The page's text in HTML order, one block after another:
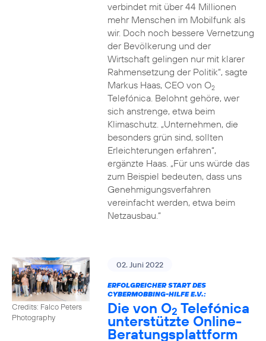
verbindet mit über 44 Millionen
mehr Menschen im Mobilfunk als
wir. Doch noch bessere Vernetzung
der Bevölkerung und der
Wirtschaft gelingen nur mit klarer
Rahmensetzung der Politik“, sagte
Markus Haas, CEO von O2
Telefónica. Belohnt gehöre, wer
sich anstrenge, etwa beim
Klimaschutz. „Unternehmen, die
besonders grün sind, sollten
Erleichterungen erfahren“,
ergänzte Haas. „Für uns würde das
zum Beispiel bedeuten, dass uns
Genehmigungsverfahren
vereinfacht werden, etwa beim
Netzausbau.“
Credits: Falco Peters
Photography
02. Juni 2022
ERFOLGREICHER START DES
CYBERMOBBING-HILFE E.V.:
Die von O2 Telefónica
unterstützte Online-
Beratungsplattform